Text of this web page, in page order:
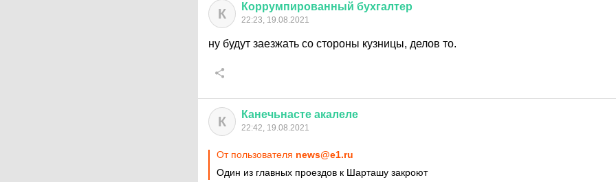
К Коррумпированный бухгалтер
22:23, 19.08.2021
ну будут заезжать со стороны кузницы, делов то.
К Канечьнасте акалеле
22:42, 19.08.2021
От пользователя news@e1.ru
Один из главных проездов к Шарташу закроют